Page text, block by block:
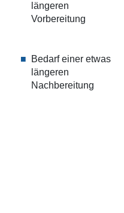
längeren
Vorbereitung
Bedarf einer etwas
längeren
Nachbereitung